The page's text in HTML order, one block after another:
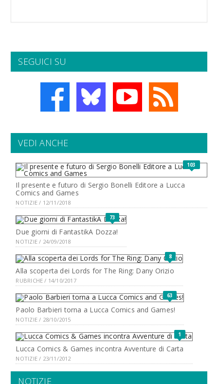
SEGUICI SU
VEDI ANCHE
103
Il presente e futuro di Sergio Bonelli Editore a Lucca
Comics and Games
NOTIZIE / 12/11/2018
73
Due giorni di FantastikA Dozza!
NOTIZIE / 24/09/2018
8
Alla scoperta dei Lords for The Ring: Dany Orizio
RUBRICHE / 14/10/2017
63
Paolo Barbieri torna a Lucca Comics and Games!
NOTIZIE / 28/10/2015
1
Lucca Comics & Games incontra Avventure di Carta
NOTIZIE / 23/11/2012
NOTIZIE